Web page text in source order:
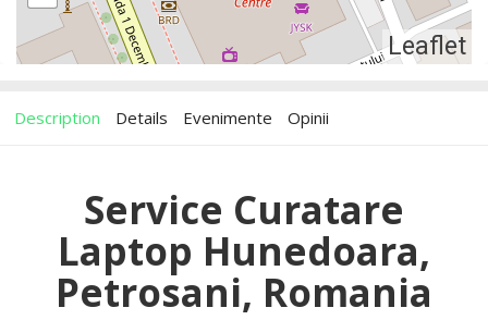
Leaflet
Description Details Evenimente Opinii
Service Curatare
Laptop Hunedoara,
Petrosani, Romania